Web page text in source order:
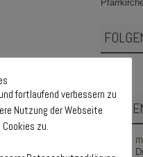
fortlaufend verbessern zu
Nutzung der Webseite
zu.